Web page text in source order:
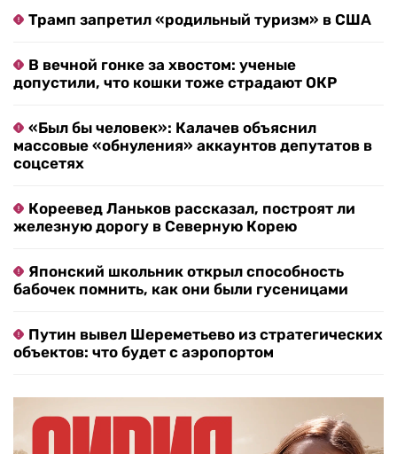
Трамп запретил «родильный туризм» в США
В вечной гонке за хвостом: ученые
допустили, что кошки тоже страдают ОКР
«Был бы человек»: Калачев объяснил
массовые «обнуления» аккаунтов депутатов в
соцсетях
Кореевед Ланьков рассказал, построят ли
железную дорогу в Северную Корею
Японский школьник открыл способность
бабочек помнить, как они были гусеницами
Путин вывел Шереметьево из стратегических
объектов: что будет с аэропортом